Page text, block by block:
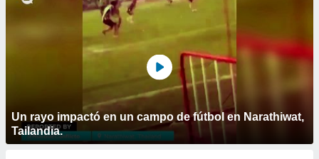
Un rayo impactó en un campo de fútbol en Narathiwat,
Tailandia.